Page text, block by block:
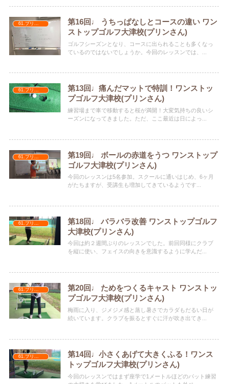
61.プリンさん
第16回♩ うちっぱなしとコースの違い ワン
ストップゴルフ大津校(プリンさん)
ゴルフシーズンとなり、コースに出られることも多くなっ
ているのではないでしょうか。今回のレッスンでは、...
61.プリンさん
第13回♩痛んだマットで特訓！ワンストッ
プゴルフ大津校(プリンさん)
練習場まで車で移動すると桜が満開！大変気持ちの良いシ
ーズンになってきました。ただ、ここ最近は日によっ...
第19回♩ ボールの赤道をうつ ワンストップ
ゴルフ大津校(プリンさん)
今回のレッスンは5名参加。スクールに通いはじめ、6ヶ月
がたちますが、受講生も増加してきているようです...
61.プリンさん
第18回♩ バラバラ改善 ワンストップゴルフ
大津校(プリンさん)
今回は約２週間ぶりのレッスンでした。前回同様にクラブ
を縦に使い、フェイスの向きを意識するように学んだ...
61.プリンさん
第20回♩ ためをつくるキャスト ワンストッ
プゴルフ大津校(プリンさん)
梅雨に入り、ジメジメ感と蒸し暑さでカラダもだるい日が
続いています。クラブを振るとすぐに汗が吹き出てき...
第14回♩小さくあげて大きくふる！ワンス
トップゴルフ大津校(プリンさん)
今回のレッスンではまず座学で1メートルほどのパット練習